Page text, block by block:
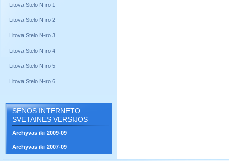
Litova Stelo N-ro 1
Litova Stelo N-ro 2
Litova Stelo N-ro 3
Litova Stelo N-ro 4
Litova Stelo N-ro 5
Litova Stelo N-ro 6
SENOS INTERNETO
SVETAINĖS VERSIJOS
Archyvas iki 2009-09
Archyvas iki 2007-09